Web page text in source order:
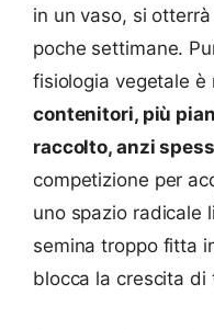
in un vaso, si
poche settimane.
fisiologia vegetale è
contenitori, più
raccolto, anzi
competizione per
uno spazio radicale
semina troppo fitta
blocca la crescita